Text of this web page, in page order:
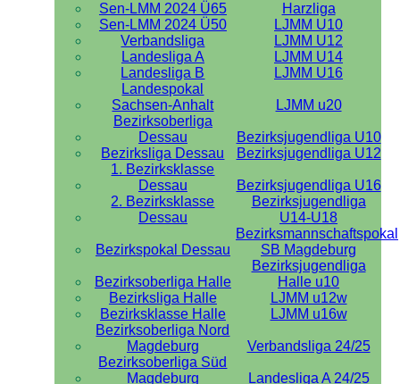
Sen-LMM 2024 Ü65
Harzliga
Sen-LMM 2024 Ü50
LJMM U10
Verbandsliga
LJMM U12
Landesliga A
LJMM U14
Landesliga B
LJMM U16
Landespokal
Sachsen-Anhalt
LJMM u20
Bezirksoberliga
Dessau
Bezirksjugendliga U10
Bezirksliga Dessau
Bezirksjugendliga U12
1. Bezirksklasse
Dessau
Bezirksjugendliga U16
2. Bezirksklasse
Dessau
Bezirksjugendliga
U14-U18
Bezirkspokal Dessau
Bezirksmannschaftspokal
SB Magdeburg
Bezirksoberliga Halle
Bezirksjugendliga
Halle u10
Bezirksliga Halle
LJMM u12w
Bezirksklasse Halle
LJMM u16w
Bezirksoberliga Nord
Magdeburg
Verbandsliga 24/25
Bezirksoberliga Süd
Magdeburg
Landesliga A 24/25